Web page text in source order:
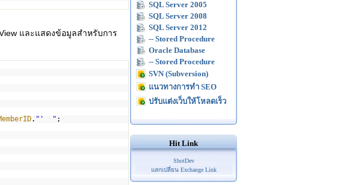
และแสดงข้อมูลสำหรับการ
. "' " ;
SQL Server 2005
SQL Server 2008
SQL Server 2012
-- Stored Procedure
Oracle Database
-- Stored Procedure
SVN (Subversion)
แนวทางการทำ SEO
ปรับแต่งเว็บให้โหลดเร็ว
Hit Link
ShotDev
แลกเปลี่ยน Exchange Link